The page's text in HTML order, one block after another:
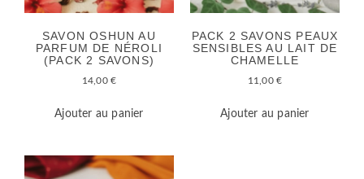
SAVON OSHUN AU
PARFUM DE NÉROLI
(PACK 2 SAVONS)
14,00 €
Ajouter au panier
PACK 2 SAVONS PEAUX
SENSIBLES AU LAIT DE
CHAMELLE
11,00 €
Ajouter au panier